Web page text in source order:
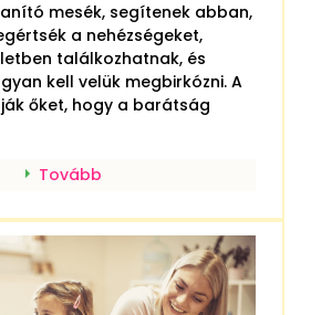
mesék, segítenek abban,
a nehézségeket,
találkozhatnak, és
kell velük megbirkózni. A
őket, hogy a barátság
Tovább